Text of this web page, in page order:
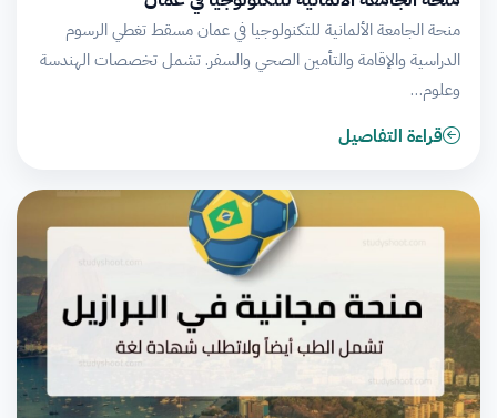
منحة الجامعة الألمانية للتكنولوجيا في عمان مسقط تغطي الرسوم
الدراسية والإقامة والتأمين الصحي والسفر. تشمل تخصصات الهندسة
وعلوم…
قراءة التفاصيل